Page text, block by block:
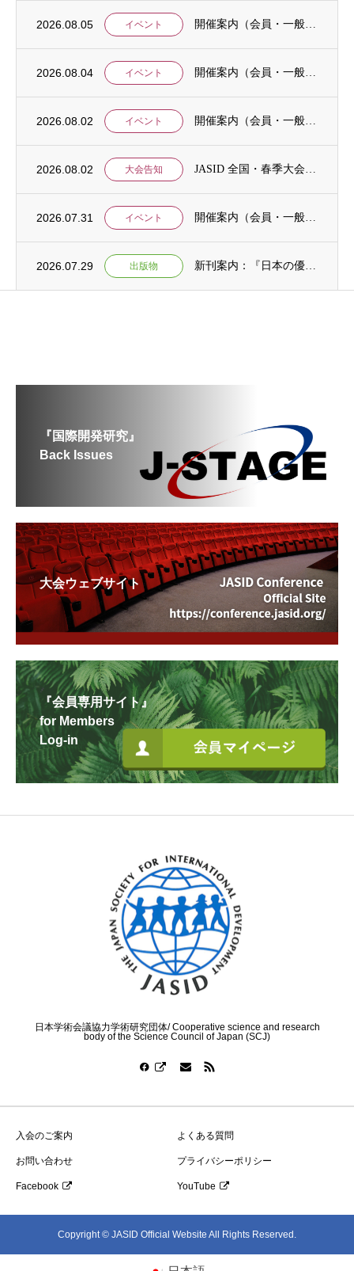
2026.08.05 イベント
2026.08.04 イベント
2026.08.02 イベント
2026.08.02 大会告知
2026.07.31 イベント
2026.07.29 出版物
『国際開発研究』
Back Issues
大会ウェブサイト
『会員専用サイト』
for Members
Log-in
日本学術会議協力学術研究団体/ Cooperative science and research
body of the Science Council of Japan (SCJ)
入会のご案内 よくある質問
お問い合わせ プライバシーポリシー
Facebook YouTube
Copyright © JASID Official Website All Rights Reserved.